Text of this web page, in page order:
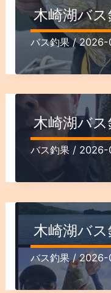
木崎湖バ
バス釣果/2026-
木崎湖バ
バス釣果/ 2026-
木崎湖バ
バス釣果/2026-